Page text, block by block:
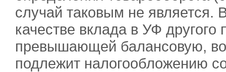
случай таковым не является.
качестве вклада в УФ
превышающей балансовую,
подлежит налогообложению